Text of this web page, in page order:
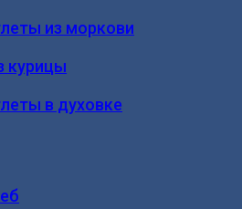
из моркови
курицы
в духовке